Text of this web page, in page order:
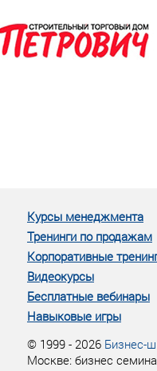
Курсы менеджмента
Тренинги по продажам
Корпоративные
Видеокурсы
Бесплатные вебинары
Навыковые игры
© 1999 - 2026 Бизнес-
Москве: бизнес